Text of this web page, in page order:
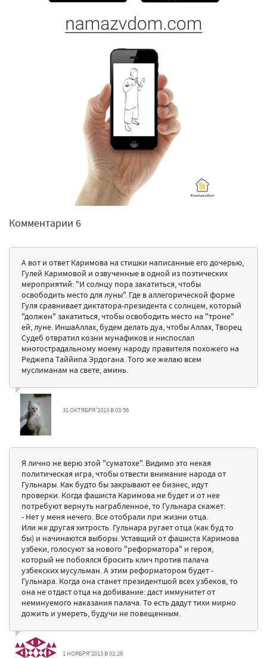
Комментарии 6
А вот и ответ Каримова на стишки написанные его дочерью,
Гулей Каримовой и озвученные в одной из поэтических
мероприятий: "И солнцу пора закатиться, чтобы
освободить место для луны". Где в аллегорической форме
Гуля сравнивает диктатора-президента с солнцем, который
"должен" закатиться, чтобы освободить место на "троне"
ей, луне. ИншаАллах, будем делать дуа, чтобы Аллах, Творец
Судеб отвратил козни мунафиков и ниспослал
многострадальному моему народу правителя похожего на
Реджепа Таййипа Эрдогана. Того же желаю всем
муслиманам на свете, аминь.
31 ОКТЯБРЯ'2013 В 03:56
Я лично не верю этой "суматохе". Видимо это некая
политическая игра, чтобы отвести внимание народа от
Гульнары. Как будто бы закрывают ее бизнес, идут
проверки. Когда фашиста Каримова не будет и от нее
потребуют вернуть награбленное, то Гульнара скажет:
- Нет у меня нечего. Все отобрали при жизни отца.
Или же другая хитрость. Гульнара ругает отца (как буд то
бы) и начинаются выборы. Уставщий от фашиста Каримова
узбеки, голосуют за нового "реформатора" и героя,
который не побоялся бросить клич против палача
узбекских мусульман. А этим реформатором будет -
Гульнара. Когда она станет президентшой всех узбеков, то
она не отдаст отца на добивание: даст иммунитет от
неминуемого наказания палача. То есть дадут тихи мирно
дожить и умереть, будучи не повещенным.
1 НОЯБРЯ'2013 В 02:26